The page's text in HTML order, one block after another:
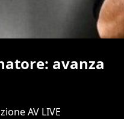
avanza
AV LIVE